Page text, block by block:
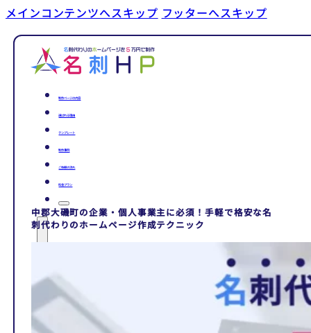
メインコンテンツへスキップ フッターへスキップ
制作ページの内容
選ばれる理由
テンプレート
制作事例
ご依頼の流れ
料金プラン
中郡大磯町の企業・個人事業主に必須！手軽で格安な名
刺代わりのホームページ作成テクニック